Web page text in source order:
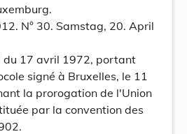
N° 30. Samstag, 20. April
17 avril 1972, portant
signé à Bruxelles, le 11
la prorogation de l'Union
par la convention des